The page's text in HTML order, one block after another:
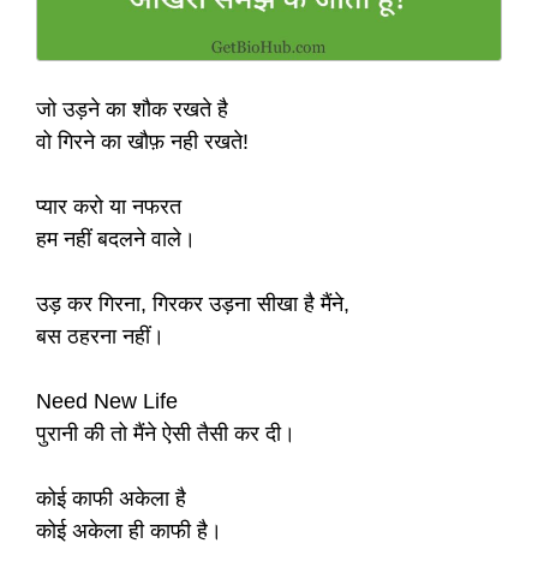
जो उड़ने का शौक रखते है
वो गिरने का खौफ़ नही रखते!
प्यार करो या नफरत
हम नहीं बदलने वाले।
उड़ कर गिरना, गिरकर उड़ना सीखा है मैंने,
बस ठहरना नहीं।
Need New Life
पुरानी की तो मैंने ऐसी तैसी कर दी।
कोई काफी अकेला है
कोई अकेला ही काफी है।